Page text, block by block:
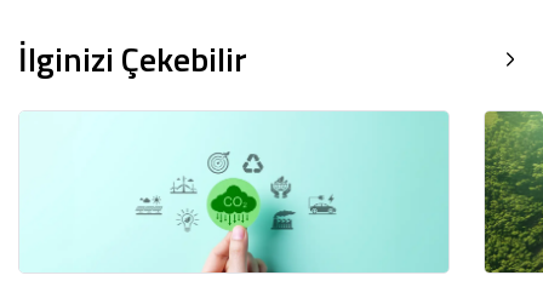
İlginizi Çekebilir